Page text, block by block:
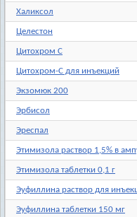
Халиксол
Целестон
Цитохром C
Цитохром-C для инъекций
Экзомюк 200
Эрбисол
Эреспал
Этимизола раствор 1,5% в
Этимизола таблетки 0,1 г
Эуфиллина раствор для
Эуфиллина таблетки 150 мг